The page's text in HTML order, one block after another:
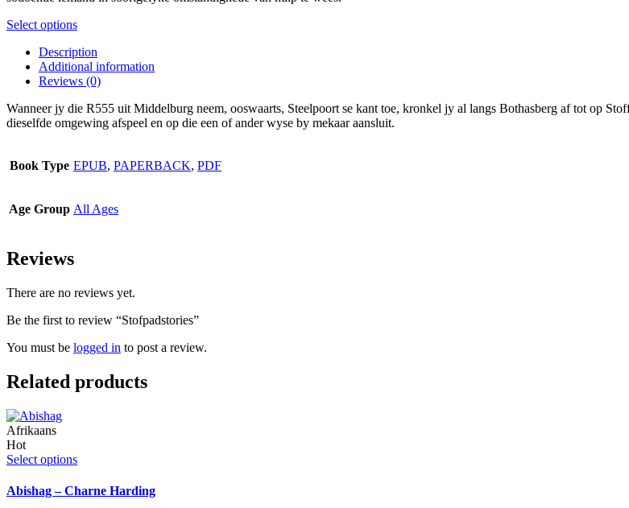
on
product
page
Select optionsThis
has
multiple
variants.
options
may
on
page
Description
Additional information
Reviews (0)
Wanneer jy die R555 uit Middelburg neem, ooswaarts, Steelpoort se kant toe, kronkel jy al langs Bothasberg af tot op
dieselfde omgewing afspeel en op die een of ander wyse by mekaar aansluit.
Book Type EPUB, PAPERBACK, PDF
Age Group All Ages
Reviews
There are no reviews yet.
Be the first to review “Stofpadstories”
You must be logged in to post a review.
Related products
Afrikaans
Hot
Select optionsThis
has
Abishag – Charne Harding